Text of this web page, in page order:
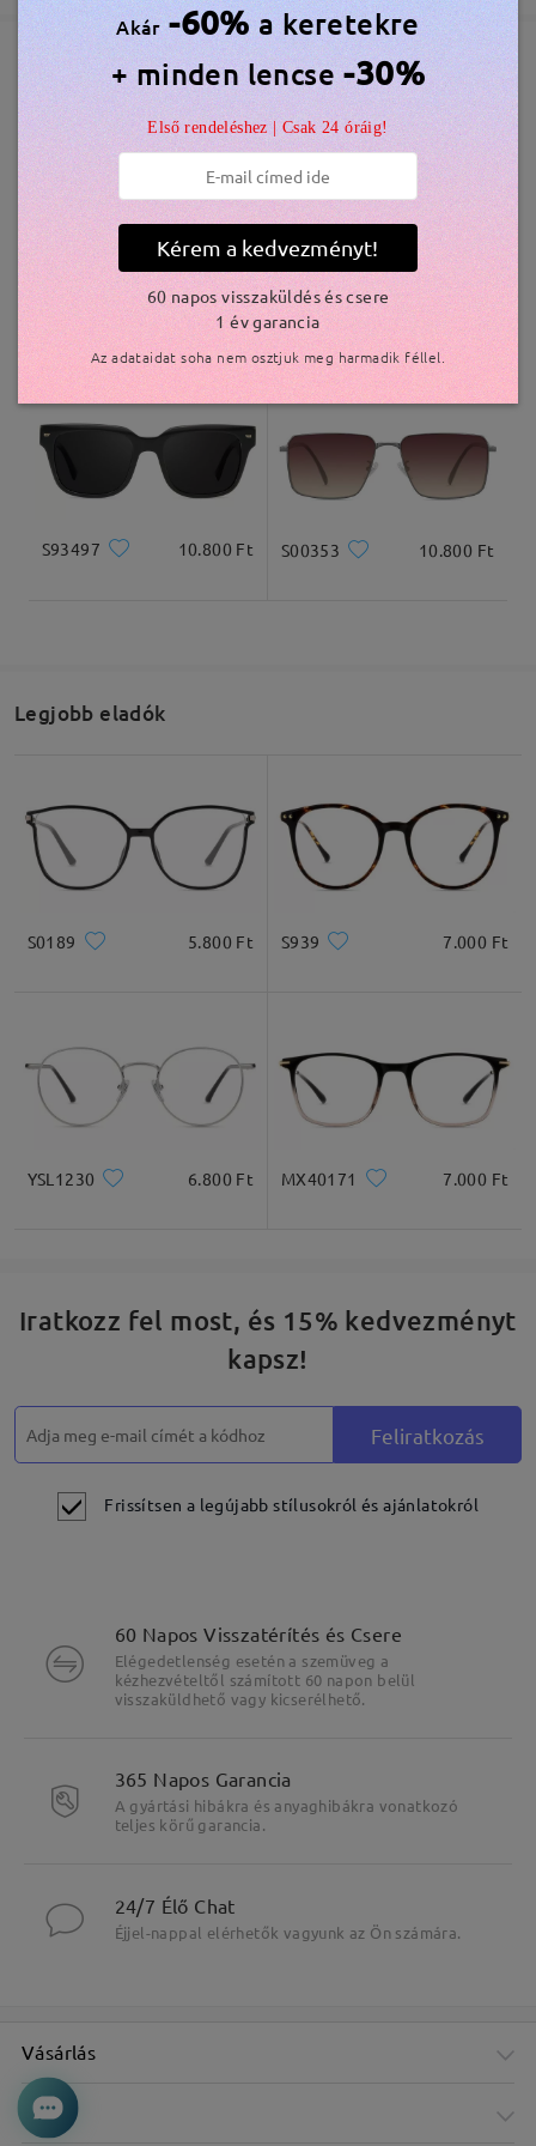
Elküldve
szállítási idő
5-7 munkanap
Kiszállítva
Hasonló keretek
OBMT2007 11.000 Ft S41321 10.000 Ft
S93497 10.800 Ft S00353 10.800 Ft
Legjobb eladók
S0189 5.800 Ft S939 7.000 Ft
YSL1230 6.800 Ft MX40171 7.000 Ft
Iratkozz fel most, és 15% kedvezményt
kapsz!
Feliratkozás
Frissítsen a legújabb stílusokról és ajánlatokról
60 Napos Visszatérítés és Csere
Elégedetlenség esetén a szemüveg a
kézhezvételtől számított 60 napon belül
visszaküldhető vagy kicserélhető.
365 Napos Garancia
A gyártási hibákra és anyaghibákra vonatkozó
teljes körű garancia.
24/7 Élő Chat
Éjjel-nappal elérhetők vagyunk az Ön számára.
Vásárlás
Cég
Akár -60% a keretekre
+ minden lencse -30%
Első rendeléshez | Csak 24 óráig!
Kérem a kedvezményt!
60 napos visszaküldés és csere
1 év garancia
Az adataidat soha nem osztjuk meg harmadik féllel.